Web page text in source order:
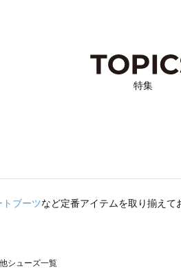
特集
トブーツなど定番アイテムを取り揃えて
シューズ一覧